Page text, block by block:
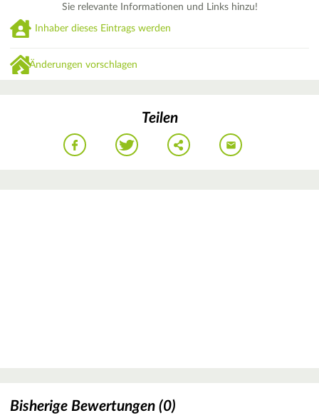
Sie relevante Informationen und Links hinzu!
Inhaber dieses Eintrags werden
Änderungen vorschlagen
Teilen
Bisherige Bewertungen (0)